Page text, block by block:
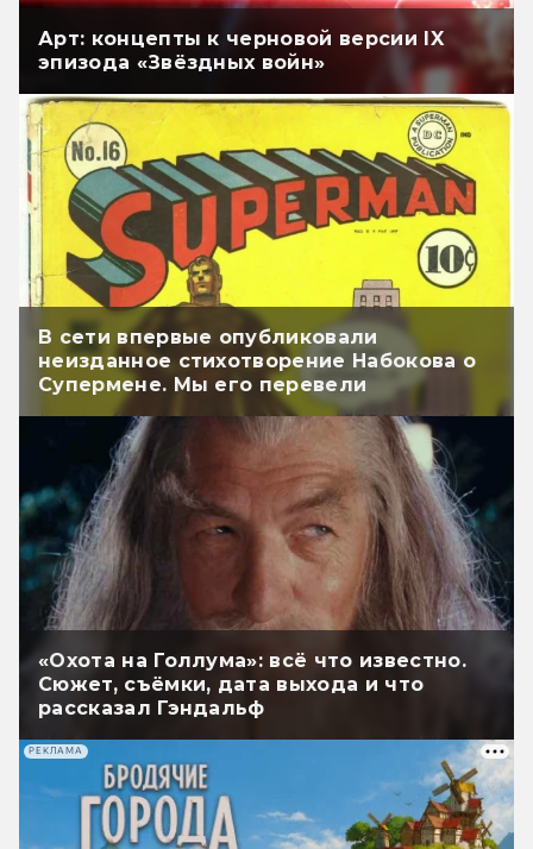
Арт: концепты к черновой версии IX
эпизода «Звёздных войн»
В сети впервые опубликовали
неизданное стихотворение Набокова о
Супермене. Мы его перевели
«Охота на Голлума»: всё что известно.
Сюжет, съёмки, дата выхода и что
рассказал Гэндальф
РЕКЛАМА